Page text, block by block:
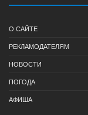
О САЙТЕ
РЕКЛАМОДАТЕЛЯМ
НОВОСТИ
ПОГОДА
АФИША